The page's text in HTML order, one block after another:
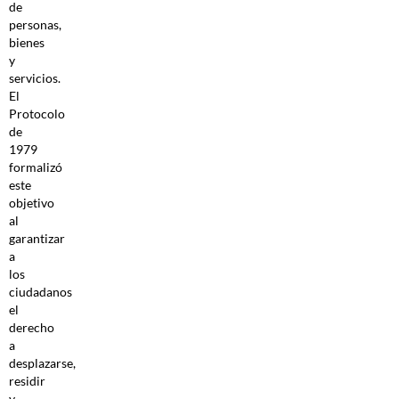
de
personas,
bienes
y
servicios.
El
Protocolo
de
1979
formalizó
este
objetivo
al
garantizar
a
los
ciudadanos
el
derecho
a
desplazarse,
residir